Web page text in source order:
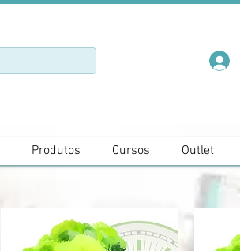
Produtos Cursos Outlet